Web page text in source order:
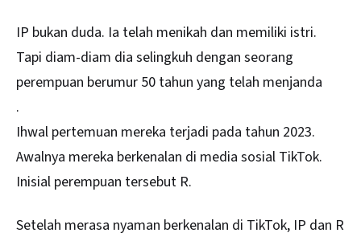
IP bukan duda. Ia telah menikah dan memiliki istri.
Tapi diam-diam dia selingkuh dengan seorang
perempuan berumur 50 tahun yang telah menjanda
.
Ihwal pertemuan mereka terjadi pada tahun 2023.
Awalnya mereka berkenalan di media sosial TikTok.
Inisial perempuan tersebut R.
Setelah merasa nyaman berkenalan di TikTok, IP dan R